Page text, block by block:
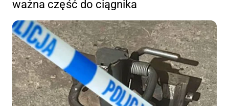
ważna część do ciągnika